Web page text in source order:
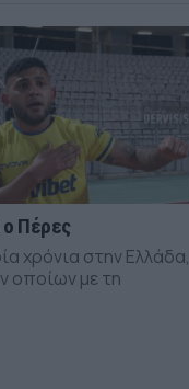
Πέρες
χρόνια στην Ελλάδα,
οποίων με τη